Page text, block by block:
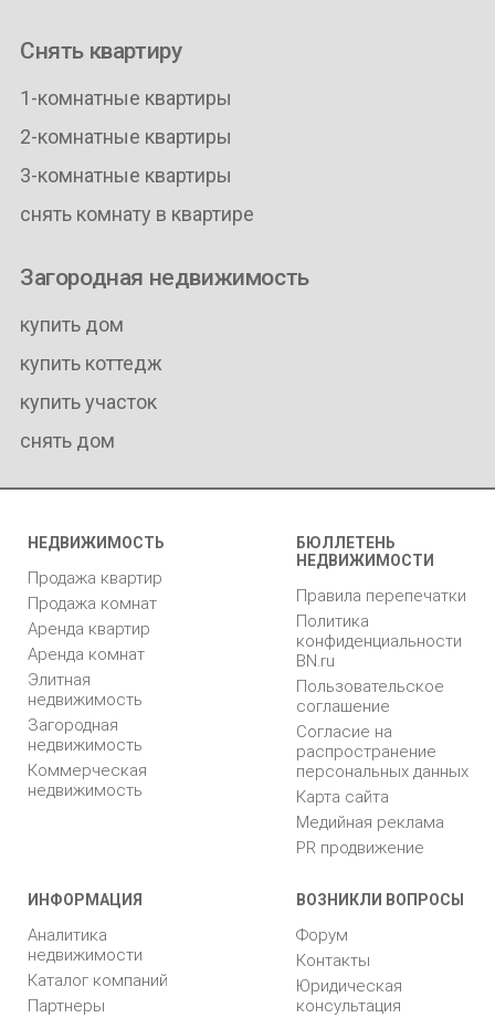
Снять квартиру
1-комнатные квартиры
2-комнатные квартиры
3-комнатные квартиры
снять комнату в квартире
Загородная недвижимость
купить дом
купить коттедж
купить участок
снять дом
НЕДВИЖИМОСТЬ
Продажа квартир
Продажа комнат
Аренда квартир
Аренда комнат
Элитная
недвижимость
Загородная
недвижимость
Коммерческая
недвижимость
БЮЛЛЕТЕНЬ
НЕДВИЖИМОСТИ
Правила перепечатки
Политика
конфиденциальности
BN.ru
Пользовательское
соглашение
Согласие на
распространение
персональных данных
Карта сайта
Медийная реклама
PR продвижение
ИНФОРМАЦИЯ
Аналитика
недвижимости
Каталог компаний
Партнеры
ВОЗНИКЛИ ВОПРОСЫ
Форум
Контакты
Юридическая
консультация